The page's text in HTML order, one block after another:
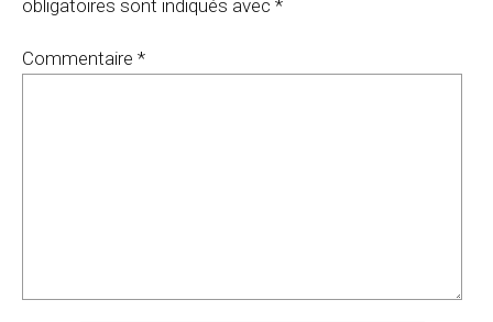
obligatoires sont indiqués avec *
Commentaire *